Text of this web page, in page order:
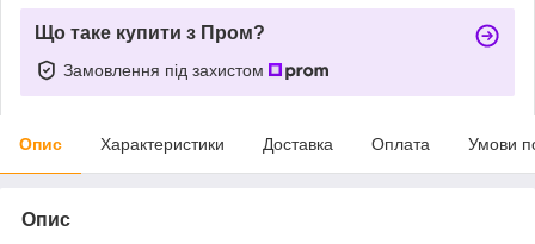
Що таке купити з Пром?
Замовлення під захистом
Опис Характеристики Доставка Оплата Умови
Опис